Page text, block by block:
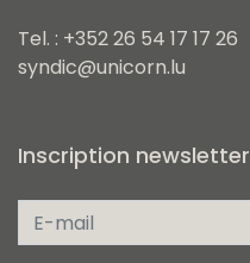
Tel. : +352 26 54 17 17 26
syndic@unicorn.lu
Inscription newsletter